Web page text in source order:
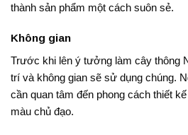
thành sản phẩm một cách suôn sẻ.
Không gian
Trước khi lên ý tưởng làm cây thông
trí và không gian sẽ sử dụng chúng.
cần quan tâm đến phong cách thiết
màu chủ đạo.